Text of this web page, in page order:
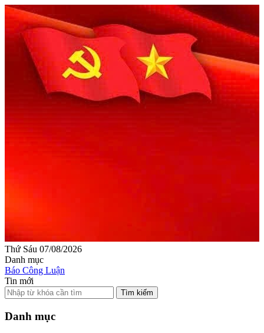
Thứ Sáu 07/08/2026
Danh mục
Báo Công Luận
Tin mới
Tìm kiếm
Danh mục